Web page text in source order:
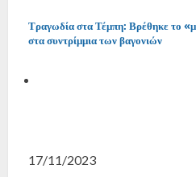
Τραγωδία στα Τέμπη: Βρέθηκε το
στα συντρίμμια των βαγονιών
17/11/2023